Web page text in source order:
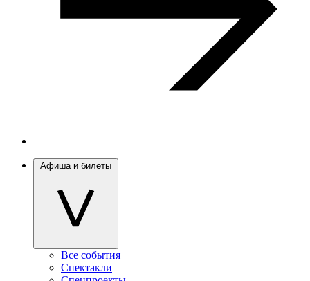
Афиша и билеты
Все события
Спектакли